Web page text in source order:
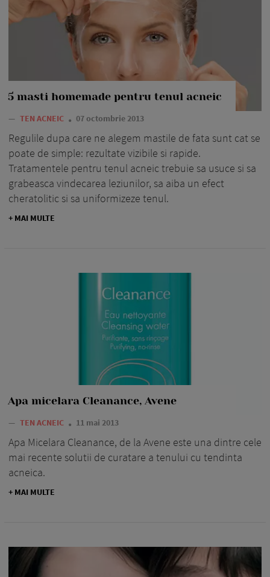
5 masti homemade pentru tenul acneic
— TEN ACNEIC 07 octombrie 2013
Regulile dupa care ne alegem mastile de fata sunt cat se
poate de simple: rezultate vizibile si rapide.
Tratamentele pentru tenul acneic trebuie sa usuce si sa
grabeasca vindecarea leziunilor, sa aiba un efect
cheratolitic si sa uniformizeze tenul.
+ MAI MULTE
Apa micelara Cleanance, Avene
— TEN ACNEIC 11 mai 2013
Apa Micelara Cleanance, de la Avene este una dintre cele
mai recente solutii de curatare a tenului cu tendinta
acneica.
+ MAI MULTE